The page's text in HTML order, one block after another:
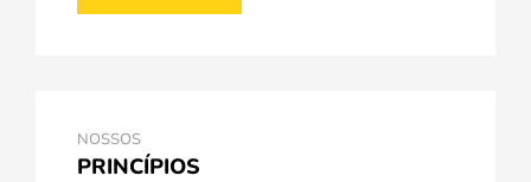
NOSSOS
PRINCÍPIOS